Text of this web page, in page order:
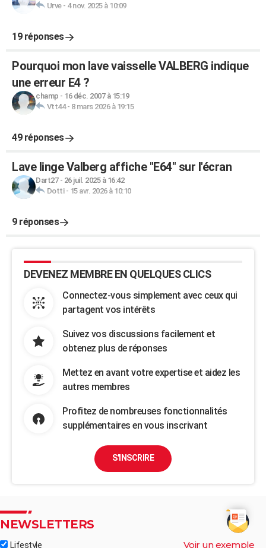
Urve- 4 nov. 2025 à 10:09
19 réponses
Pourquoi mon lave vaisselle VALBERG indique
une erreur E4 ?
champ - 16 déc. 2007 à 15:19
Vtt44- 8 mars 2026 à 19:15
49 réponses
Lave linge Valberg affiche "E64" sur l'écran
Dart27- 26 juil. 2025 à 16:42
Dotti- 15 avr. 2026 à 10:10
9 réponses
DEVENEZ MEMBRE EN QUELQUES CLICS
Connectez-vous simplement avec ceux qui
partagent vos intérêts
Suivez vos discussions facilement et
obtenez plus de réponses
Mettez en avant votre expertise et aidez les
autres membres
Profitez de nombreuses fonctionnalités
supplémentaires en vous inscrivant
S'INSCRIRE
NEWSLETTERS
Lifestyle Voir un exemple